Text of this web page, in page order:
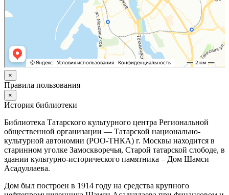
×
Правила пользования
×
История библиотеки
Библиотека Татарского культурного центра Региональной
общественной организации — Татарской национально-
культурной автономии (РОО-ТНКА) г. Москвы находится в
старинном уголке Замоскворечья, Старой татарской слободе, в
здании культурно-исторического памятника – Дом Шамси
Асадуллаева.
Дом был построен в 1914 году на средства крупного